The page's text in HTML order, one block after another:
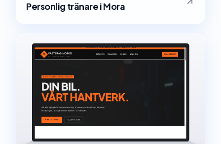
Personlig tränareiMora